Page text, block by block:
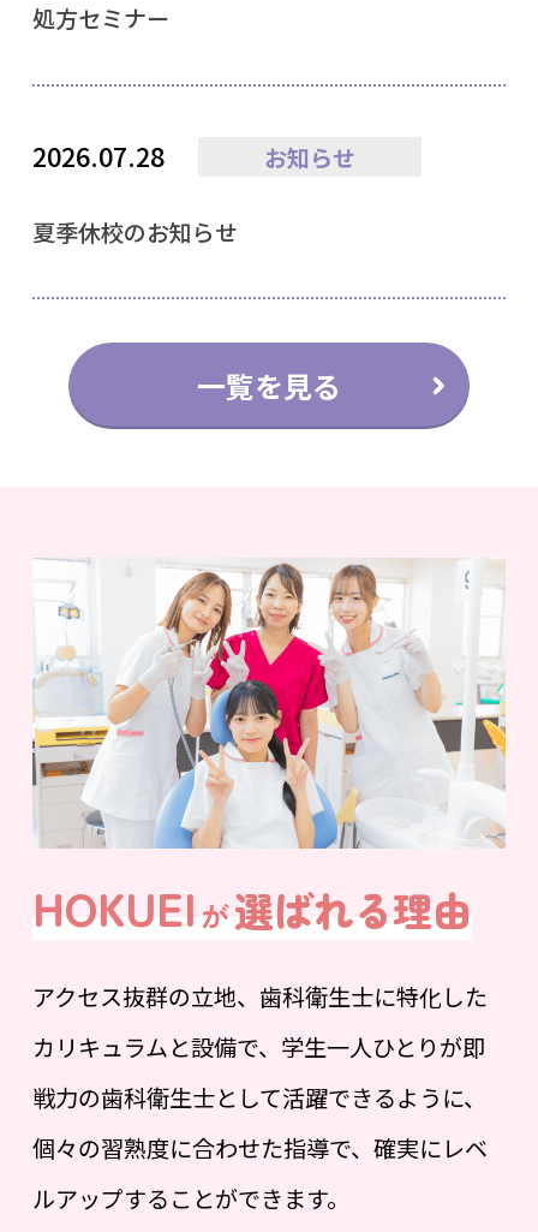
処方セミナー
2026.07.28 お知らせ
夏季休校のお知らせ
一覧を見る
HOKUEI が選ばれる理由
アクセス抜群の立地、歯科衛生士に特化した
カリキュラムと設備で、学生一人ひとりが即
戦力の歯科衛生士として活躍できるように、
個々の習熟度に合わせた指導で、確実にレベ
ルアップすることができます。